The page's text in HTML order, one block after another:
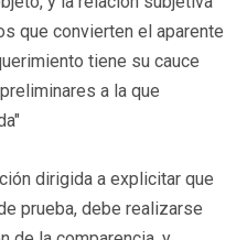
que convierten el aparente
tiene su cauce
a la que
dirigida a explicitar que
prueba, debe realizarse